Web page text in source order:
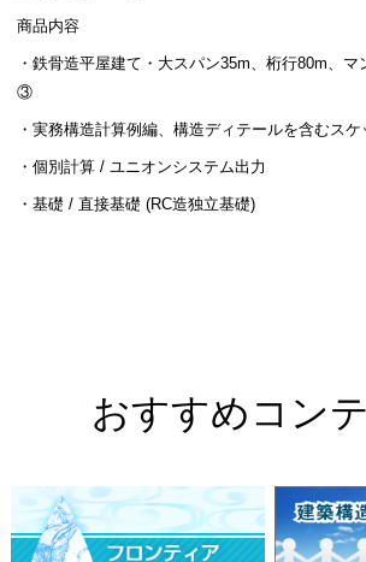
商品内容
・鉄骨造平屋建て・大スパン35m、桁行80m、マ
③
・実務構造計算例編、構造ディテールを含むスケ
・個別計算 / ユニオンシステム出力
・基礎 / 直接基礎 (RC造独立基礎)
おすすめコン